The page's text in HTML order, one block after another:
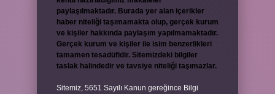
paylaşılmaktadır. Burada yer alan içerikler
haber niteliği taşımamakta olup, gerçek kurum
ve kişiler hakkında paylaşım yapılmamaktadır.
Gerçek kurum ve kişiler ile isim benzerlikleri
tamamen tesadüfidir. Sitemizdeki bilgiler
taslak halindedir ve tavsiye niteliği taşımazlar.
Sitemiz, 5651 Sayılı Kanun gereğince Bilgi